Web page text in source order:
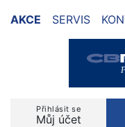
AKCE SERVIS
Přihlásit se
Můj účet